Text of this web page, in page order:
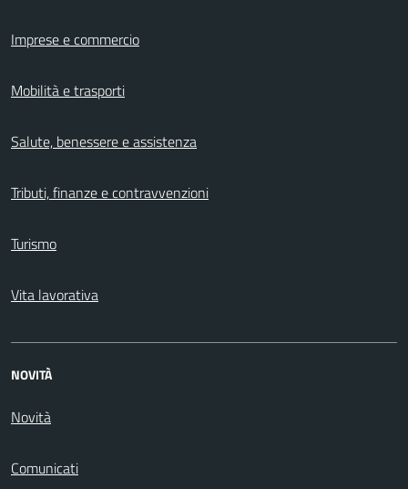
Imprese e commercio
Mobilità e trasporti
Salute, benessere e assistenza
Tributi, finanze e contravvenzioni
Turismo
Vita lavorativa
NOVITÀ
Novità
Comunicati